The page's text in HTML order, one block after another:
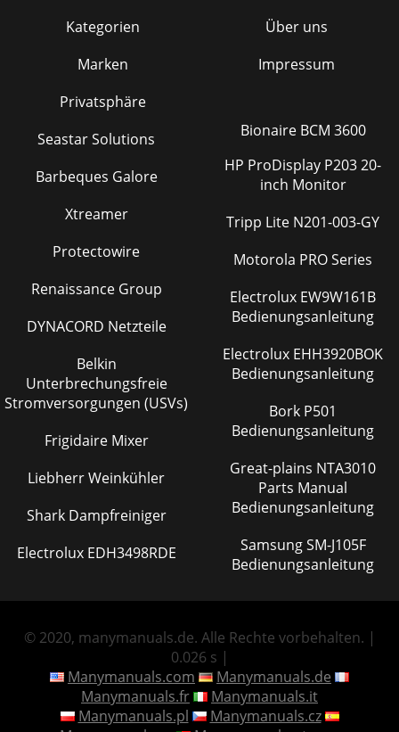
Kategorien
Marken
Privatsphäre
Über uns
Impressum
Seastar Solutions
Barbeques Galore
Xtreamer
Protectowire
Renaissance Group
DYNACORD Netzteile
Belkin
Unterbrechungsfreie
Stromversorgungen (USVs)
Frigidaire Mixer
Liebherr Weinkühler
Shark Dampfreiniger
Electrolux EDH3498RDE
Bionaire BCM 3600
HP ProDisplay P203 20-
inch Monitor
Tripp Lite N201-003-GY
Motorola PRO Series
Electrolux EW9W161B
Bedienungsanleitung
Electrolux EHH3920BOK
Bedienungsanleitung
Bork P501
Bedienungsanleitung
Great-plains NTA3010
Parts Manual
Bedienungsanleitung
Samsung SM-J105F
Bedienungsanleitung
© 2020, manymanuals.de. Alle Rechte vorbehalten. |
0.026 s |
Manymanuals.com
Manymanuals.de
Manymanuals.fr
Manymanuals.it
Manymanuals.pl
Manymanuals.cz